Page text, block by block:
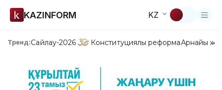
KAZINFORM KZ
Тренд:Сайлау-2026 Конституциялық реформаАрнайы